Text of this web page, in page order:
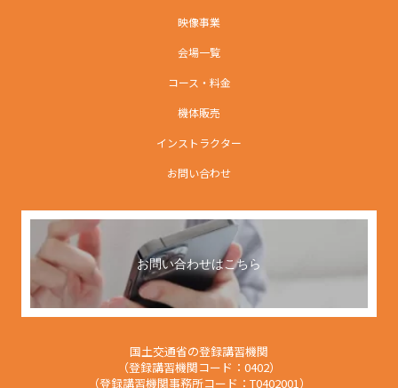
映像事業
会場一覧
コース・料金
機体販売
インストラクター
お問い合わせ
お問い合わせはこちら
国土交通省の登録講習機関
（登録講習機関コード：0402）
（登録講習機関事務所コード：T0402001）